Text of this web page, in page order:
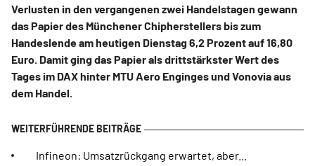
Verlusten in den vergangenen zwei Handelstagen gewann
das Papier des Münchener Chipherstellers bis zum
Handeslende am heutigen Dienstag 6,2 Prozent auf 16,80
Euro. Damit ging das Papier als drittstärkster Wert des
Tages im DAX hinter MTU Aero Enginges und Vonovia aus
dem Handel.
Infineon: Umsatzrückgang erwartet, aber...